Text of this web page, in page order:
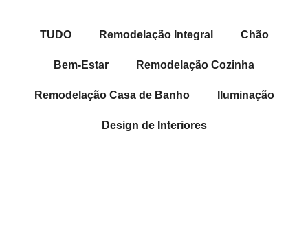
TUDO Remodelação Integral Chão
Bem-Estar Remodelação Cozinha
Remodelação Casa de Banho Iluminação
Design de Interiores